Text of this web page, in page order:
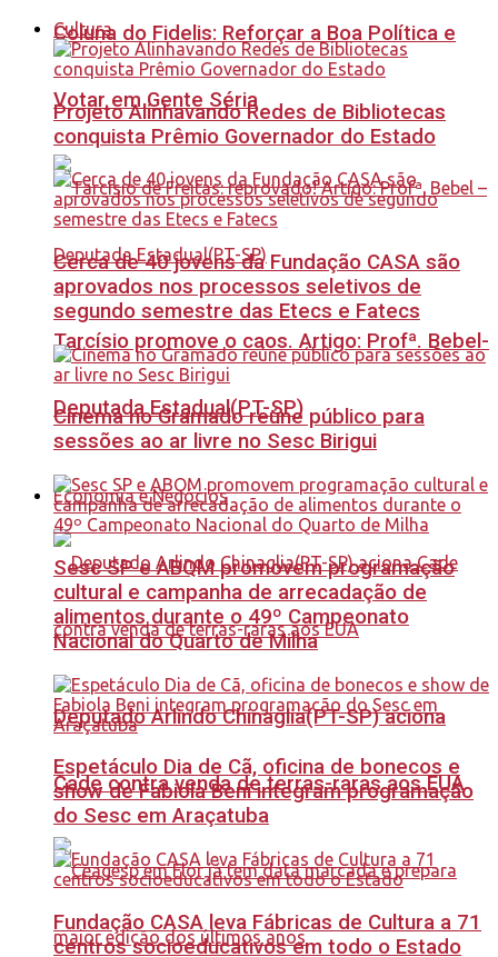
Coluna do Fidelis: Reforçar a Boa Política e
Votar em Gente Séria
Tarcísio promove o caos. Artigo: Profª. Bebel-
Deputada Estadual(PT-SP)
Economia e Negócios
Deputado Arlindo Chinaglia(PT-SP) aciona
Cade contra venda de terras-raras aos EUA
Cultura
Projeto Alinhavando Redes de Bibliotecas
conquista Prêmio Governador do Estado
Cerca de 40 jovens da Fundação CASA são
aprovados nos processos seletivos de
segundo semestre das Etecs e Fatecs
Cinema no Gramado reúne público para
sessões ao ar livre no Sesc Birigui
Sesc SP e ABQM promovem programação
cultural e campanha de arrecadação de
alimentos durante o 49º Campeonato
Nacional do Quarto de Milha
Espetáculo Dia de Cã, oficina de bonecos e
show de Fabiola Beni integram programação
do Sesc em Araçatuba
Fundação CASA leva Fábricas de Cultura a 71
centros socioeducativos em todo o Estado